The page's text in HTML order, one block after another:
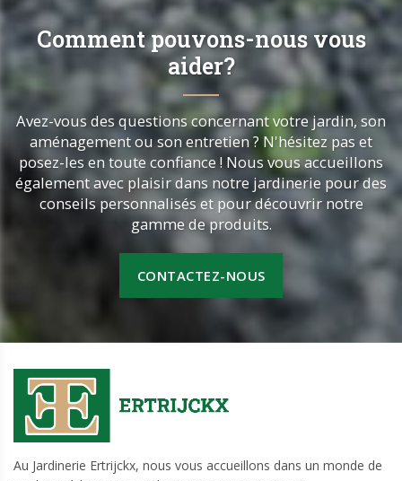
Comment pouvons-nous vous
aider?
Avez-vous des questions concernant votre jardin, son
aménagement ou son entretien ? N'hésitez pas et
posez-les en toute confiance ! Nous vous accueillons
également avec plaisir dans notre jardinerie pour des
conseils personnalisés et pour découvrir notre
gamme de produits.
CONTACTEZ-NOUS
Au Jardinerie Ertrijckx, nous vous accueillons dans un monde de